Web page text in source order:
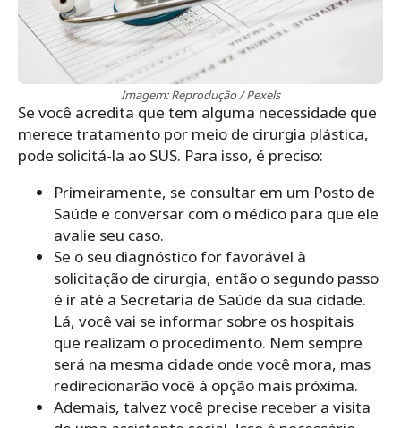
Imagem: Reprodução / Pexels
Se você acredita que tem alguma necessidade que
merece tratamento por meio de cirurgia plástica,
pode solicitá-la ao SUS. Para isso, é preciso:
Primeiramente, se consultar em um Posto de
Saúde e conversar com o médico para que ele
avalie seu caso.
Se o seu diagnóstico for favorável à
solicitação de cirurgia, então o segundo passo
é ir até a Secretaria de Saúde da sua cidade.
Lá, você vai se informar sobre os hospitais
que realizam o procedimento. Nem sempre
será na mesma cidade onde você mora, mas
redirecionarão você à opção mais próxima.
Ademais, talvez você precise receber a visita